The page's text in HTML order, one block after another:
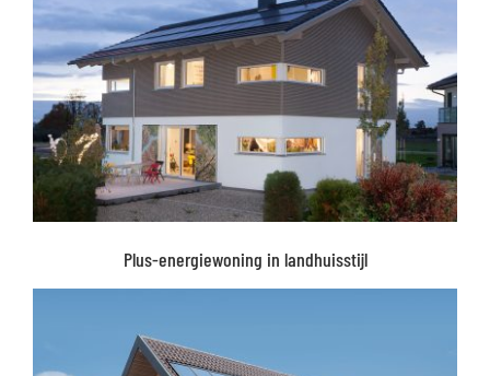
Plus-energiewoning in landhuisstijl